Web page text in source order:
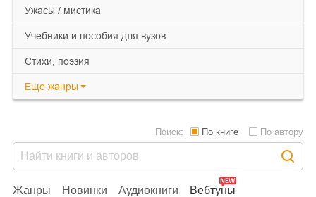
ужасы / мистика
учебники и пособия для вузов
cтихи, поэзия
Еще жанры
Жанры Новинки Аудиокниги
Вебтуны
Поиск: По книге По автору